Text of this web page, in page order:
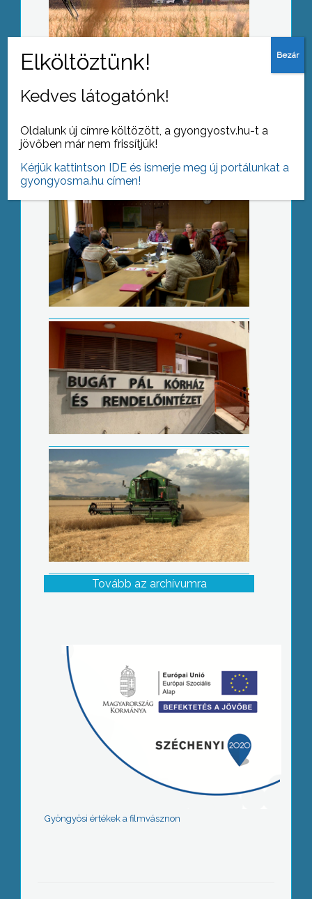
Semmelweis napi ünnepséget
tartottak a kórházban
Kevesebb termés várható az aszály
miatt
Tovább az archívumra
Gyöngyösi értékek a filmvásznon
Kedves látogatónk!
Oldalunk új címre költözött, a gyongyostv.hu-t a
jövőben már nem frissítjük!
Kérjük kattintson IDE és ismerje meg új portálunkat a
gyongyosma.hu címen!